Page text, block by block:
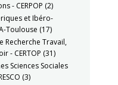
- CERPOP (2)
et Ibéro-
Toulouse (17)
Recherche Travail,
- CERTOP (31)
Sciences Sociales
(3)